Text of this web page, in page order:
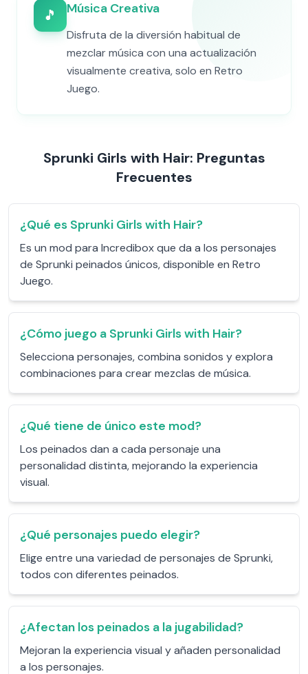
🎵 Música Creativa
Disfruta de la diversión habitual de
mezclar música con una actualización
visualmente creativa, solo en Retro
Juego.
Sprunki Girls with Hair: Preguntas
Frecuentes
¿Qué es Sprunki Girls with Hair?
Es un mod para Incredibox que da a los personajes
de Sprunki peinados únicos, disponible en Retro
Juego.
¿Cómo juego a Sprunki Girls with Hair?
Selecciona personajes, combina sonidos y explora
combinaciones para crear mezclas de música.
¿Qué tiene de único este mod?
Los peinados dan a cada personaje una
personalidad distinta, mejorando la experiencia
visual.
¿Qué personajes puedo elegir?
Elige entre una variedad de personajes de Sprunki,
todos con diferentes peinados.
¿Afectan los peinados a la jugabilidad?
Mejoran la experiencia visual y añaden personalidad
a los personajes.